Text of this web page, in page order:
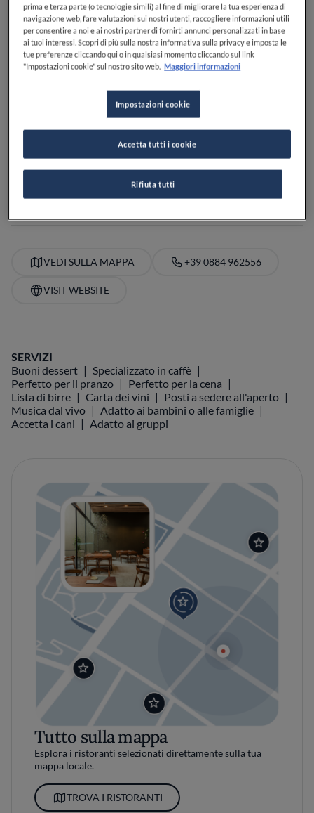
0 0 0 0 0
Italia
Venerdì, 12:30-14:30, 19:30-22:00
VEDI ORARI
PREZZO
VEDI SULLA MAPPA +39 0884 962556
VISIT WEBSITE
SERVIZI
Buoni dessert
Specializzato in caffè
Perfetto per il pranzo
Perfetto per la cena
Lista di birre
Carta dei vini
Posti a sedere all'aperto
Musica dal vivo
Adatto ai bambini o alle famiglie
Accetta i cani
Adatto ai gruppi
Tutto sulla mappa
Esplora i ristoranti selezionati direttamente sulla tua
mappa locale.
TROVA I RISTORANTI
prima e terza parte (o tecnologie simili) al fine di migliorare la tua esperienza di
navigazione web, fare valutazioni sui nostri utenti, raccogliere informazioni utili
per consentire a noi e ai nostri partner di fornirti annunci personalizzati in base
ai tuoi interessi. Scopri di più sulla nostra informativa sulla privacy e imposta le
tue preferenze cliccando qui o in qualsiasi momento cliccando sul link
"Impostazioni cookie" sul nostro sito web. Maggiori informazioni
Impostazioni cookie
Rifiuta tutti
Accetta tutti i cookie